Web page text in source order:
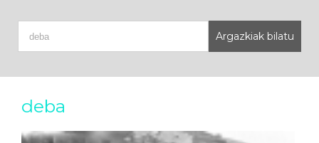
deba